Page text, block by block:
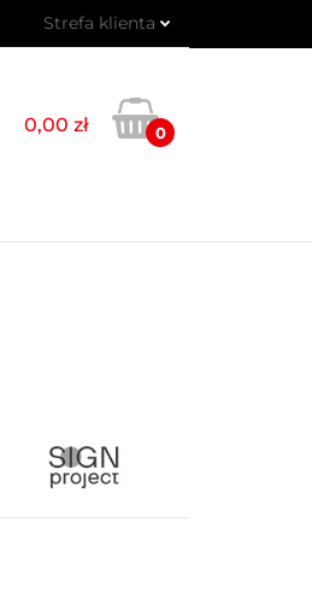
Strefa klienta
Zarejestruj się
Dodaj zgłoszenie
0,00 zł 0